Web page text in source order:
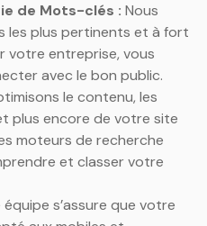
de Mots-clés : Nous
les plus pertinents et à fort
votre entreprise, vous
avec le bon public.
le contenu, les
plus encore de votre site
moteurs de recherche
et classer votre
s’assure que votre